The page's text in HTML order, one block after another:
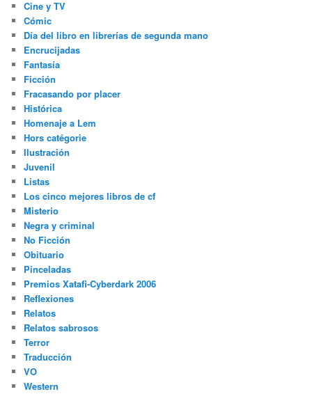
Cine y TV
Cómic
Día del libro en librerías de segunda mano
Encrucijadas
Fantasía
Ficción
Fracasando por placer
Histórica
Homenaje a Lem
Hors catégorie
Ilustración
Juvenil
Listas
Los cinco mejores libros de cf
Misterio
Negra y criminal
No Ficción
Obituario
Pinceladas
Premios Xatafi-Cyberdark 2006
Reflexiones
Relatos
Relatos sabrosos
Terror
Traducción
VO
Western